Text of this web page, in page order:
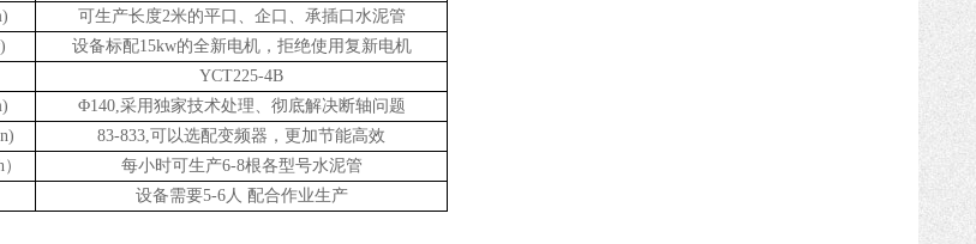
可生产长度2米的平口、企口、承插口水泥管
设备标配15kw的全新电机，拒绝使用复新电机
YCT225-4B
Φ140,采用独家技术处理、彻底解决断轴问题
83-833,可以选配变频器，更加节能高效
） 每小时可生产6-8根各型号水泥管
设备需要5-6人 配合作业生产